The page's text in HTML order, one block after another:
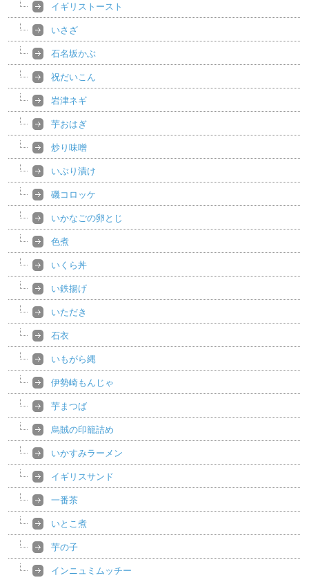
イギリストースト
いさざ
石名坂かぶ
祝だいこん
岩津ネギ
芋おはぎ
炒り味噌
いぶり漬け
磯コロッケ
いかなごの卵とじ
色煮
いくら丼
い鉄揚げ
いただき
石衣
いもがら縄
伊勢崎もんじゃ
芋まつば
烏賊の印籠詰め
いかすみラーメン
イギリスサンド
一番茶
いとこ煮
芋の子
インニュミムッチー